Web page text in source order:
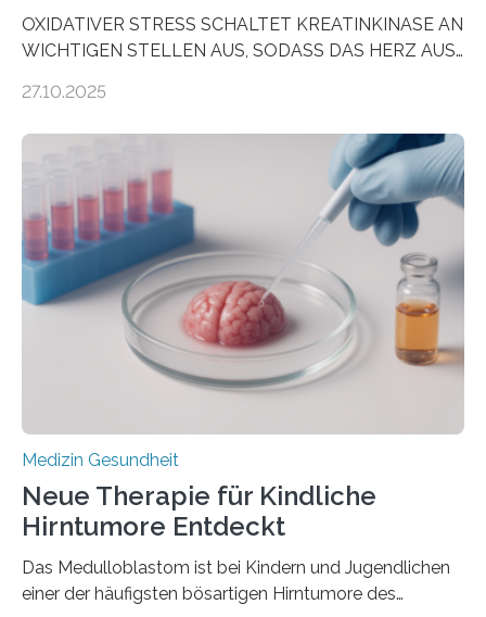
OXIDATIVER STRESS SCHALTET KREATINKINASE AN
WICHTIGEN STELLEN AUS, SODASS DAS HERZ AUS
aus dem Deutschen Zentrum für Herzinsuffizienz
im Journal Circulation, warum der Energietransport bei
der Hypertrophen Kardiomyopathie (HCM) versagen
kann und wie sich durch eine Verringerung der
Herzbelastung und des oxidativen Stresses
Rhythmusstörungen reduzieren lassen. Würzburg. Die
hypertrophe Kardiomyopathie (HCM) ist die häufigste
erblich bedingte Herzerkrankung. Sie führt dazu, dass
sich die linke Herzkammer verdickt, der Herzmuskel zu
stark kontrahiert…
27.10.2025
Medizin Gesundheit
Neue Therapie für Kindliche
Hirntumore Entdeckt
Das Medulloblastom ist bei Kindern und Jugendlichen
einer der häufigsten bösartigen Hirntumore des